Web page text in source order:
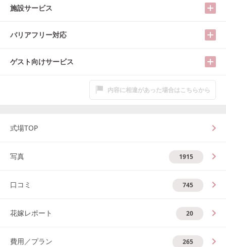
施設サービス
バリアフリー対応
ゲスト向けサービス
内容に相違があった場合はこちらから
式場TOP
写真 1915
口コミ 745
花嫁レポート 20
費用／プラン 265